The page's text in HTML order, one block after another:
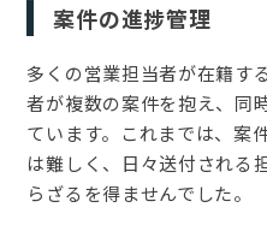
案件の進捗管理
多くの営業担当者が在籍す
者が複数の案件を抱え、同
ています。これまでは、案
は難しく、日々送付される
らざるを得ませんでした。